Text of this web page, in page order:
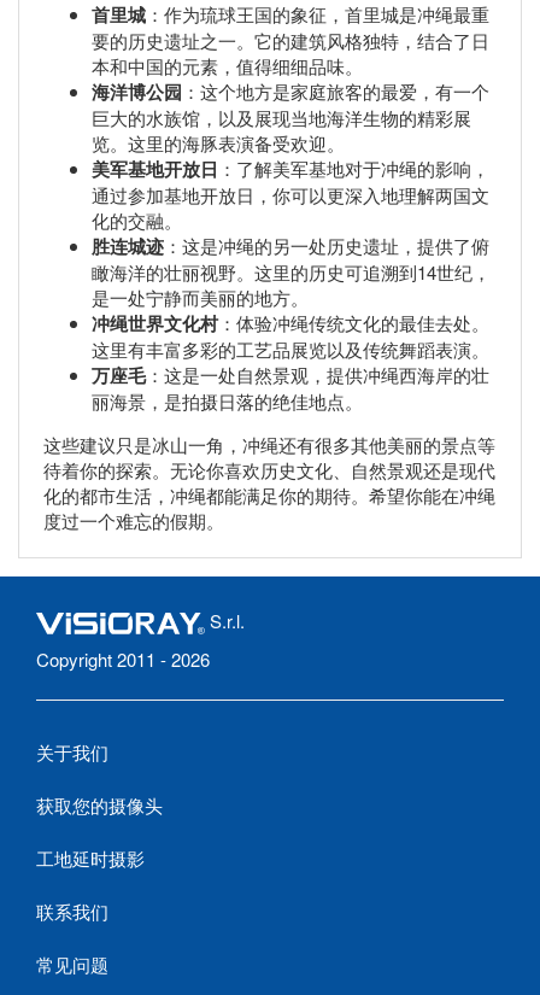
首里城 ：作为琉球王国的象征，首里城是冲绳最重
要的历史遗址之一。它的建筑风格独特，结合了日
本和中国的元素，值得细细品味。
海洋博公园 ：这个地方是家庭旅客的最爱，有一个
巨大的水族馆，以及展现当地海洋生物的精彩展
览。这里的海豚表演备受欢迎。
美军基地开放日 ：了解美军基地对于冲绳的影响，
通过参加基地开放日，你可以更深入地理解两国文
化的交融。
胜连城迹 ：这是冲绳的另一处历史遗址，提供了俯
瞰海洋的壮丽视野。这里的历史可追溯到14世纪，
是一处宁静而美丽的地方。
冲绳世界文化村：体验冲绳传统文化的最佳去处。
这里有丰富多彩的工艺品展览以及传统舞蹈表演。
万座毛：这是一处自然景观，提供冲绳西海岸的壮
丽海景，是拍摄日落的绝佳地点。
这些建议只是冰山一角，冲绳还有很多其他美丽的景点等
待着你的探索。无论你喜欢历史文化、自然景观还是现代
化的都市生活，冲绳都能满足你的期待。希望你能在冲绳
度过一个难忘的假期。
S.r.l.
Copyright 2011 - 2026
关于我们
获取您的摄像头
工地延时摄影
联系我们
常见问题